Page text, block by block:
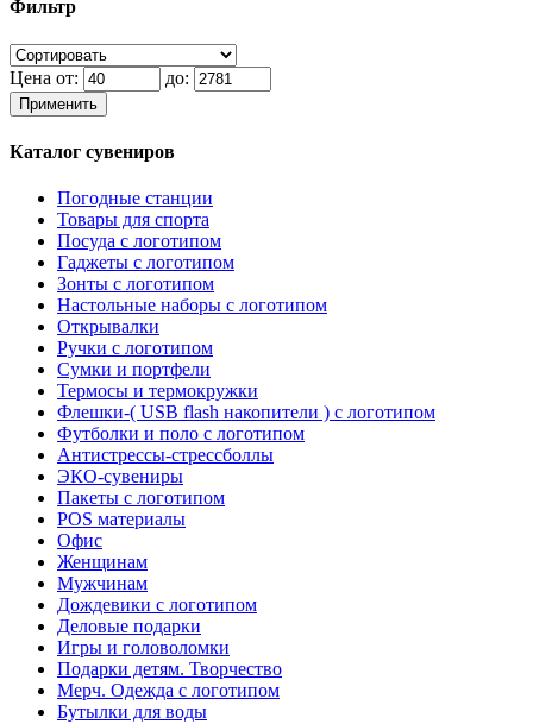
Фильтр
Цена от: до:
Применить
Каталог сувениров
Погодные станции
Товары для спорта
Посуда с логотипом
Гаджеты с логотипом
Зонты с логотипом
Настольные наборы с логотипом
Открывалки
Ручки с логотипом
Сумки и портфели
Термосы и термокружки
Флешки-( USB flash накопители ) с логотипом
Футболки и поло с логотипом
Антистрессы-стрессболлы
ЭКО-сувениры
Пакеты с логотипом
POS материалы
Офис
Женщинам
Мужчинам
Дождевики с логотипом
Деловые подарки
Игры и головоломки
Подарки детям. Творчество
Мерч. Одежда с логотипом
Бутылки для воды